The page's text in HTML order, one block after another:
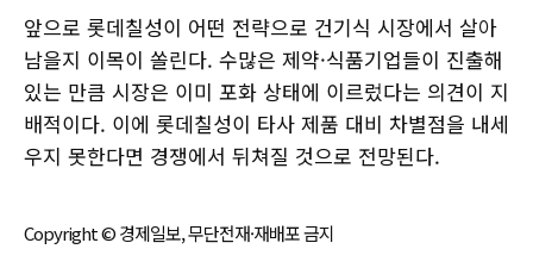
앞으로 롯데칠성이 어떤 전략으로 건기식 시장에서 살아
남을지 이목이 쏠린다. 수많은 제약·식품기업들이 진출해
있는 만큼 시장은 이미 포화 상태에 이르렀다는 의견이 지
배적이다. 이에 롯데칠성이 타사 제품 대비 차별점을 내세
우지 못한다면 경쟁에서 뒤쳐질 것으로 전망된다.
Copyright © 경제일보, 무단전재·재배포 금지